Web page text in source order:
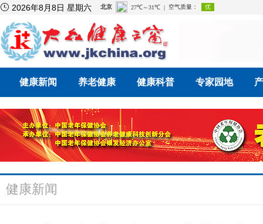
 2026年8月8日 星期六
健康新闻 养老健康 健康科普 专家园地
健康新闻